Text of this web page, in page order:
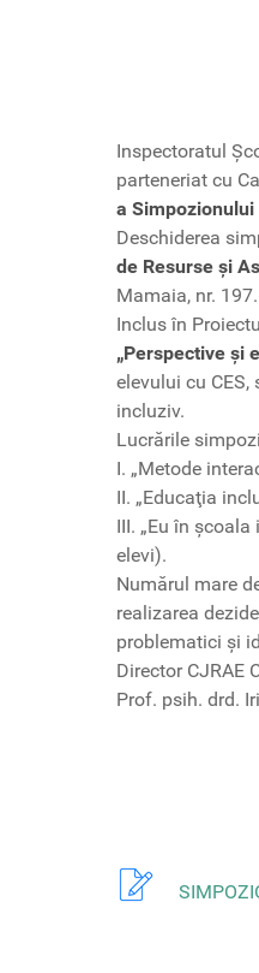
Inspectoratul
parteneriat cu
a
Deschiderea
de Resurse şi
Mamaia, nr. 197.
Inclus în
„Perspective şi
elevului cu
incluziv.
Lucrările
I. „Metode
II. „Educaţia
III. „Eu în
elevi).
Numărul mare
realizarea
problematici şi
Director
Prof.